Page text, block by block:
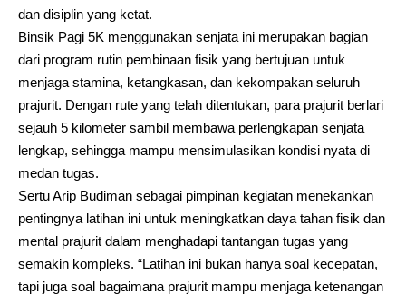
dan disiplin yang ketat.
Binsik Pagi 5K menggunakan senjata ini merupakan bagian
dari program rutin pembinaan fisik yang bertujuan untuk
menjaga stamina, ketangkasan, dan kekompakan seluruh
prajurit. Dengan rute yang telah ditentukan, para prajurit berlari
sejauh 5 kilometer sambil membawa perlengkapan senjata
lengkap, sehingga mampu mensimulasikan kondisi nyata di
medan tugas.
Sertu Arip Budiman sebagai pimpinan kegiatan menekankan
pentingnya latihan ini untuk meningkatkan daya tahan fisik dan
mental prajurit dalam menghadapi tantangan tugas yang
semakin kompleks. “Latihan ini bukan hanya soal kecepatan,
tapi juga soal bagaimana prajurit mampu menjaga ketenangan